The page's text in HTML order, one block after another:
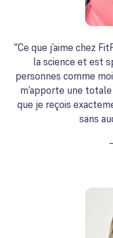
"Ce que j’aime chez
la science et est
personnes comme
m’apporte une
que je reçois
sans